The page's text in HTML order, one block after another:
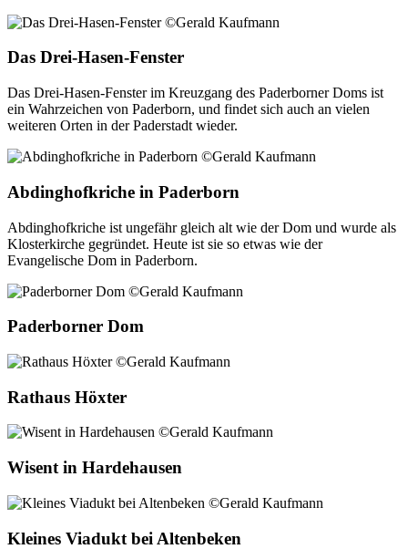
Das Drei-Hasen-Fenster
Das Drei-Hasen-Fenster im Kreuzgang des Paderborner Doms ist
ein Wahrzeichen von Paderborn, und findet sich auch an vielen
weiteren Orten in der Paderstadt wieder.
Abdinghofkriche in Paderborn
Abdinghofkriche ist ungefähr gleich alt wie der Dom und wurde als
Klosterkirche gegründet. Heute ist sie so etwas wie der
Evangelische Dom in Paderborn.
Paderborner Dom
Rathaus Höxter
Wisent in Hardehausen
Kleines Viadukt bei Altenbeken